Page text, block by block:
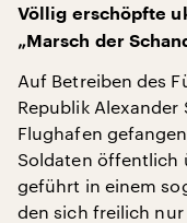
Völlig erschöpfte
„Marsch der
Auf Betreiben des
Republik
Flughafen
Soldaten öffentlich
geführt in einem
den sich freilich